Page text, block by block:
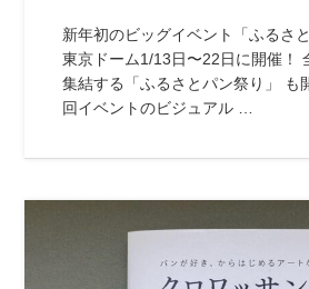
新年初のビッグイベント「ふるさ
東京ドーム1/13日〜22日に開催！
集結する「ふるさとパン祭り」 も
回イベントのビジュアル …